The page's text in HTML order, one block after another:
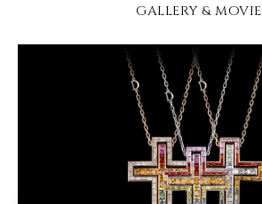
GALLERY & MOVIE